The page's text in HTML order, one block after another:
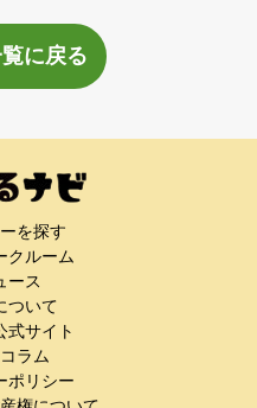
に戻る
を探す
クルーム
ース
ついて
式サイト
ラム
ポリシー